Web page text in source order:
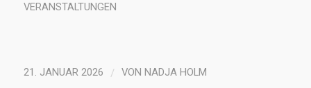
VERANSTALTUNGEN
21. JANUAR 2026 / VON NADJA HOLM